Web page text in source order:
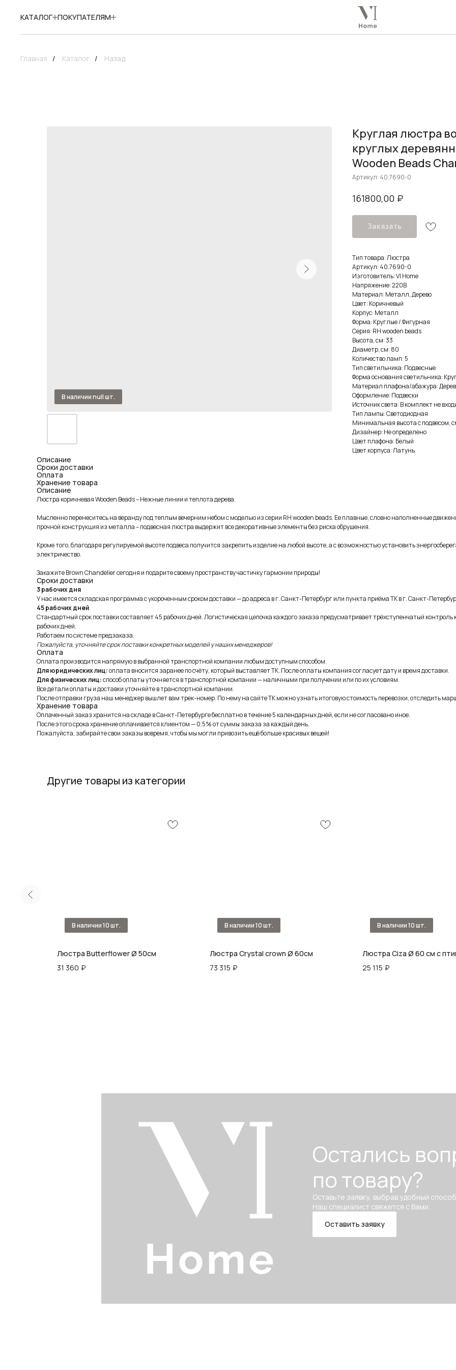
КАТАЛОГ ПОКУПАТЕЛЯМ
Главная / Каталог / Назад
Круглая люстра
круглых
Wooden Beads
Артикул: 40.7690-0
161800,00 ₽
Заказать
Тип товара: Люстра
Артикул: 40.7690-0
Изготовитель: VI Home
Напряжение: 220В
Материал: Металл, Дерево
Цвет: Коричневый
Корпус: Металл
Форма: Круглые / Фигурная
Серия: RH wooden beads
Высота, см: 33
Диаметр, см: 80
Количество ламп: 5
Тип светильника: Подвесные
Форма основания светильника:
Материал плафона/абажура:
Оформление: Подвески
Источник света: В комплект не
Тип лампы: Светодиодная
Минимальная высота с подвесом,
Дизайнер: Не определено
Цвет плафона: Белый
Цвет корпуса: Латунь
Описание
Сроки доставки
Оплата
Хранение товара
Описание
Люстра коричневая Wooden Beads – Нежные линии и теплота дерева.
Мысленно перенеситесь на веранду под теплым вечерним небом с моделью из серии RH wooden beads. Ее плавные, словно наполненные
прочной конструкция из металла – подвесная люстра выдержит все декоративные элементы без риска обрушения.
Кроме того, благодаря регулируемой высоте подвеса получится закрепить изделие на любой высоте, а с возможностью установить
электричество.
Закажите Brown Chandelier сегодня и подарите своему пространству частичку гармонии природы!
Сроки доставки
3 рабочих дня
У нас имеется складская программа с укороченным сроком доставки — до адреса в г. Санкт-Петербург или пункта приёма ТК в г. Санкт-
45 рабочих дней
Стандартный срок поставки составляет 45 рабочих дней. Логистическая цепочка каждого заказа предусматривает трёхступенчатый
рабочих дней.
Работаем по системе предзаказа.
Пожалуйста, уточняйте срок поставки конкретных моделей у наших менеджеров!
Оплата
Оплата производится напрямую в выбранной транспортной компании любым доступным способом.
Для юридических лиц:оплата вносится заранее по счёту, который выставляет ТК. После оплаты компания согласует дату и время доставки.
Для физических лиц:способ оплаты уточняется в транспортной компании — наличными при получении или по их условиям.
Все детали оплаты и доставки уточняйте в транспортной компании.
После отправки груза наш менеджер вышлет вам трек-номер. По нему на сайте ТК можно узнать итоговую стоимость перевозки, отследить
Хранение товара
Оплаченный заказ хранится на складе в Санкт-Петербурге бесплатно в течение 5 календарных дней, если не согласовано иное.
После этого срока хранение оплачивается клиентом — 0,5% от суммы заказа за каждый день.
Пожалуйста, забирайте свои заказы вовремя, чтобы мы могли привозить ещё больше красивых вещей!
Другие товары из категории
Люстра Butterflower Ø 50см
31 360 ₽
Люстра Crystal crown Ø 60см
73 315 ₽
Люстра Ciza Ø 60 см с
25 115 ₽
Остались
по товару?
Оставьте заявку, выбрав удобный
Наш специалист свяжется с Вами.
Оставить заявку